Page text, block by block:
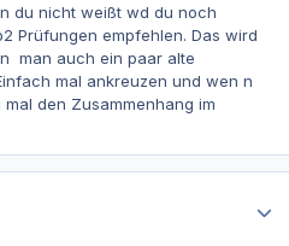
du nicht weißt wd du noch
Prüfungen empfehlen. Das wird
man auch ein paar alte
mal ankreuzen und wen n
den Zusammenhang im